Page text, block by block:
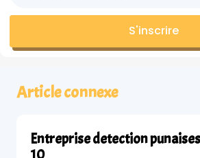
S'inscrire
Article connexe
Entreprise detection
10